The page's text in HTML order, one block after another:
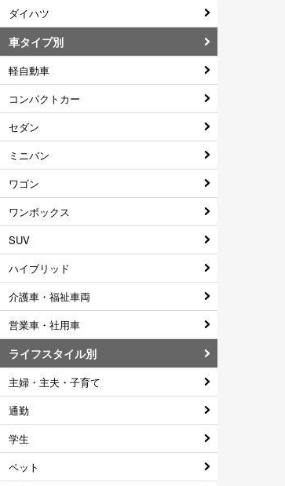
ダイハツ
車タイプ別
軽自動車
コンパクトカー
セダン
ミニバン
ワゴン
ワンボックス
SUV
ハイブリッド
介護車・福祉車両
営業車・社用車
ライフスタイル別
主婦・主夫・子育て
通勤
学生
ペット